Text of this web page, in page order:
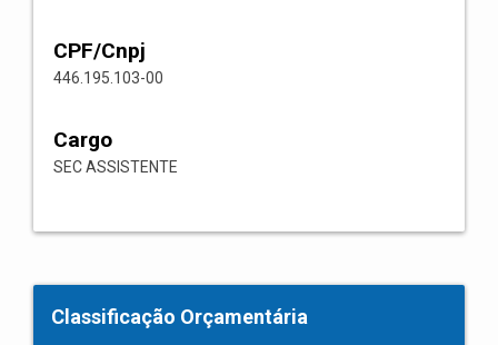
CPF/Cnpj
446.195.103-00
Cargo
SEC ASSISTENTE
Classificação Orçamentária